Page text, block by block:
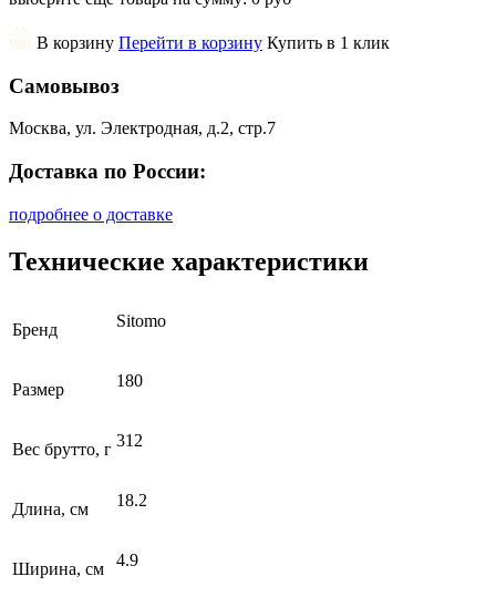
В корзину Перейти в корзину Купить в 1 клик
Самовывоз
Москва, ул. Электродная, д.2, стр.7
Доставка по России:
подробнее о доставке
Технические характеристики
Бренд Sitomo
Размер 180
Вес брутто, г 312
Длина, см 18.2
Ширина, см 4.9